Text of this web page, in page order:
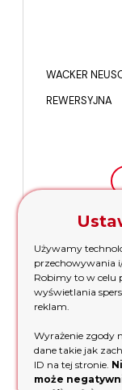
WACKER
REWERSYJNA
Używamy
przechowywania
Robimy to w celu
wyświetlania
reklam.
Wyrażenie zgody
dane takie jak
ID na tej stronie.
może